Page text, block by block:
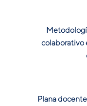
colaborativo
Plana